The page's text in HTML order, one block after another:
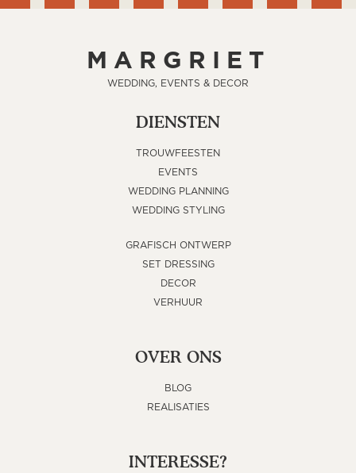
MARGRIET
WEDDING, EVENTS & DECOR
DIENSTEN
TROUWFEESTEN
EVENTS
WEDDING PLANNING
WEDDING STYLING
GRAFISCH ONTWERP
SET DRESSING
DECOR
VERHUUR
OVER ONS
BLOG
REALISATIES
INTERESSE?